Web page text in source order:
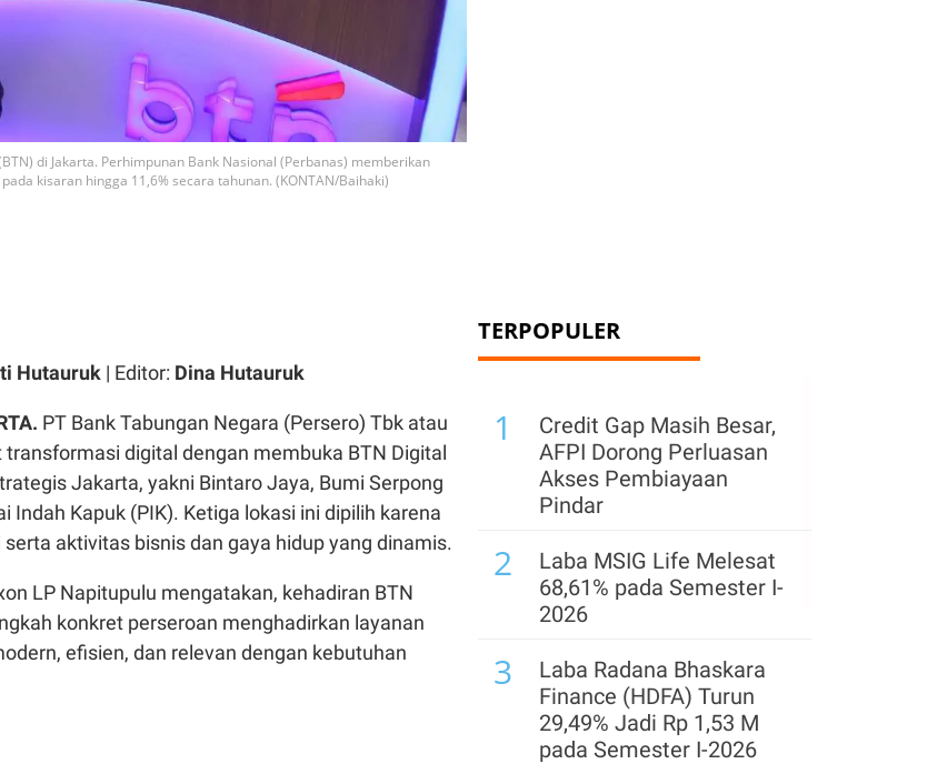
di Jakarta. Perhimpunan Bank Nasional (Perbanas) memberikan
kisaran hingga 11,6% secara tahunan. (KONTAN/Baihaki)
Hutauruk | Editor: Dina Hutauruk
PT Bank Tabungan Negara (Persero) Tbk atau
digital dengan membuka BTN Digital
Jakarta, yakni Bintaro Jaya, Bumi Serpong
Indah Kapuk (PIK). Ketiga lokasi ini dipilih karena
aktivitas bisnis dan gaya hidup yang dinamis.
LP Napitupulu mengatakan, kehadiran BTN
konkret perseroan menghadirkan layanan
efisien, dan relevan dengan kebutuhan
TERPOPULER
1
Credit Gap Masih Besar,
AFPI Dorong Perluasan
Akses Pembiayaan
Pindar
2
Laba MSIG Life Melesat
68,61% pada Semester I-
2026
3
Laba Radana Bhaskara
Finance (HDFA) Turun
29,49% Jadi Rp 1,53 M
pada Semester I-2026